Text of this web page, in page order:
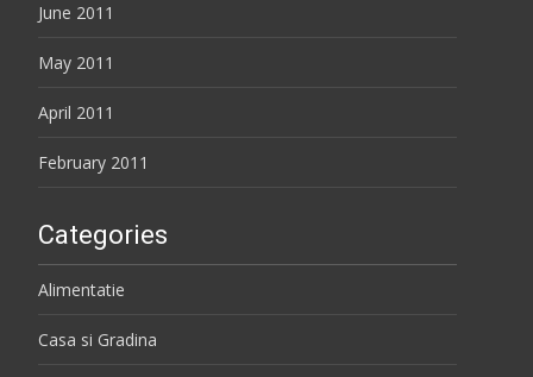
June 2011
May 2011
April 2011
February 2011
Categories
Alimentatie
Casa si Gradina